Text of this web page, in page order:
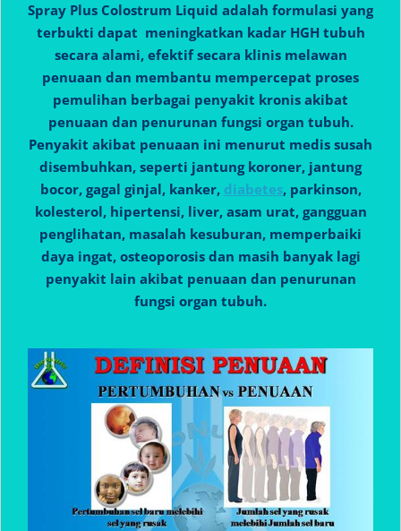
Spray Plus Colostrum Liquid adalah formulasi yang
terbukti dapat meningkatkan kadar HGH tubuh
secara alami, efektif secara klinis melawan
penuaan dan membantu mempercepat proses
pemulihan berbagai penyakit kronis akibat
penuaan dan penurunan fungsi organ tubuh.
Penyakit akibat penuaan ini menurut medis susah
disembuhkan, seperti jantung koroner, jantung
bocor, gagal ginjal, kanker, diabetes, parkinson,
kolesterol, hipertensi, liver, asam urat, gangguan
penglihatan, masalah kesuburan, memperbaiki
daya ingat, osteoporosis dan masih banyak lagi
penyakit lain akibat penuaan dan penurunan
fungsi organ tubuh.